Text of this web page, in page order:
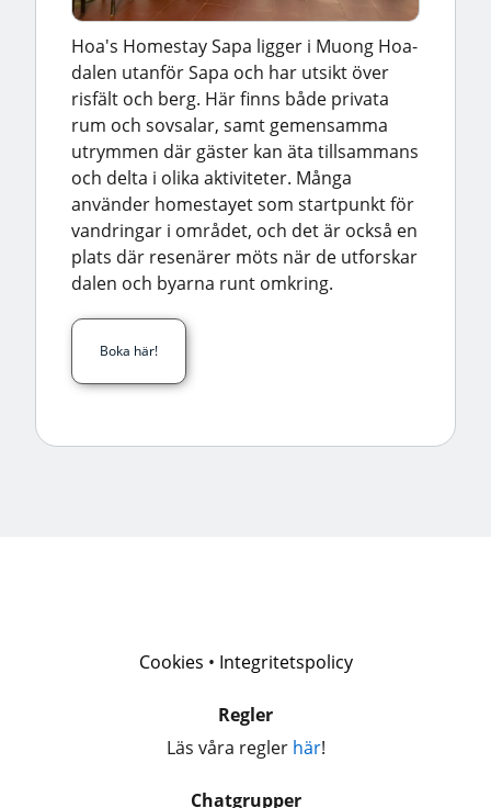
Hoa's Homestay Sapa ligger i Muong Hoa-
dalen utanför Sapa och har utsikt över
risfält och berg. Här finns både privata
rum och sovsalar, samt gemensamma
utrymmen där gäster kan äta tillsammans
och delta i olika aktiviteter. Många
använder homestayet som startpunkt för
vandringar i området, och det är också en
plats där resenärer möts när de utforskar
dalen och byarna runt omkring.
Boka här!
Cookies • Integritetspolicy
Regler
Läs våra regler här!
Chatgrupper